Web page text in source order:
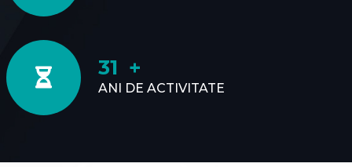
31
ANI DE ACTIVITATE